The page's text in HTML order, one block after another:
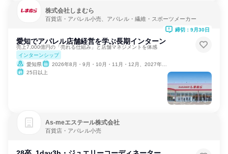
株式会社しまむら
百貨店・アパレル小売、アパレル・繊維・スポーツメーカー
愛知でアパレル店舗経営を学ぶ長期インターン
売上7,000億円の「売れる仕組み」と店舗マネジメントを体感
インターンシップ
愛知県
2026年8月・9月・10月・11月・12月、2027年1月
25日以上
締切：9月30日
As‐meエステール株式会社
百貨店・アパレル小売